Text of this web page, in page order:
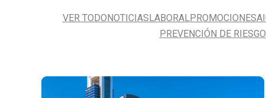
VER TODONOTICIASLABORALPROMOCIONES
PREVENCIÓN DE